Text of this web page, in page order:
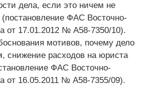
дела, если это ничем не
(постановление ФАС Восточно-
от 17.01.2012 № А58-7350/10).
мотивов, почему дело
снижение расходов на юриста
ФАС Восточно-
от 16.05.2011 № А58-7355/09).